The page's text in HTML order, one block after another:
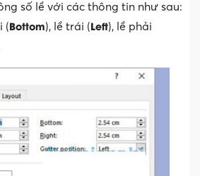
số lề với các thông tin như sau:
(Bottom), lề trái (Left), lề phải